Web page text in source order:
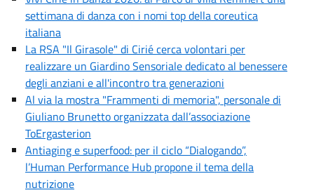
settimana di danza con i nomi top della coreutica
italiana
La RSA "Il Girasole" di Cirié cerca volontari per
realizzare un Giardino Sensoriale dedicato al benessere
degli anziani e all'incontro tra generazioni
Al via la mostra "Frammenti di memoria", personale di
Giuliano Brunetto organizzata dall’associazione
ToErgasterion
Antiaging e superfood: per il ciclo “Dialogando”,
l’Human Performance Hub propone il tema della
nutrizione